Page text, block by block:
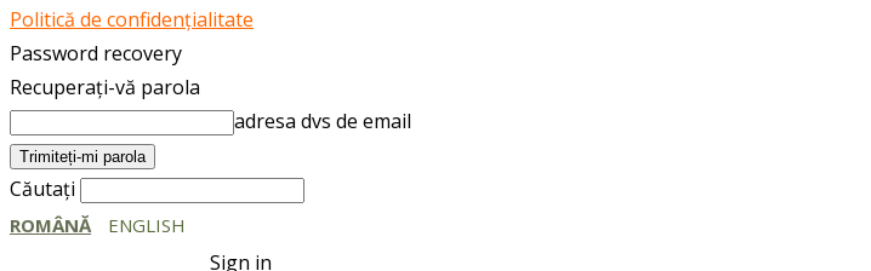
Politică de confidențialitate
Password recovery
Recuperați-vă parola
adresa dvs de email
Căutați
ROMÂNĂ ENGLISH
Sign in